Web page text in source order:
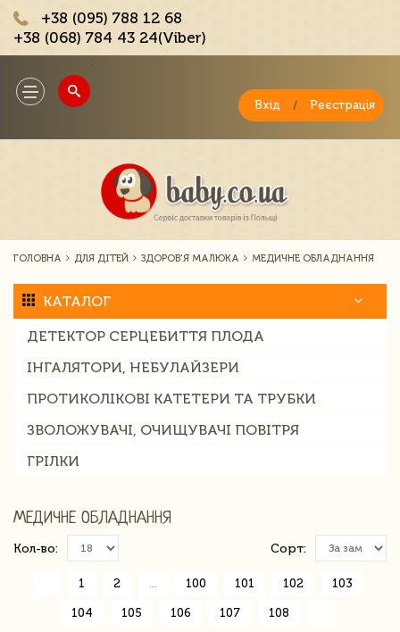
+38 (095) 788 12 68
+38 (068) 784 43 24(Viber)
Toggle
navigation
Вхід / Реєстрація
ГОЛОВНА ДЛЯ ДІТЕЙ ЗДОРОВ'Я МАЛЮКА МЕДИЧНЕ ОБЛАДНАННЯ
КАТАЛОГ
ДЕТЕКТОР СЕРЦЕБИТТЯ ПЛОДА
ІНГАЛЯТОРИ, НЕБУЛАЙЗЕРИ
ПРОТИКОЛІКОВІ КАТЕТЕРИ ТА ТРУБКИ
ЗВОЛОЖУВАЧІ, ОЧИЩУВАЧІ ПОВІТРЯ
ГРІЛКИ
МЕДИЧНЕ ОБЛАДНАННЯ
Кол-во: Сорт:
1 2 100 101 102 103
104 105 106 107 108